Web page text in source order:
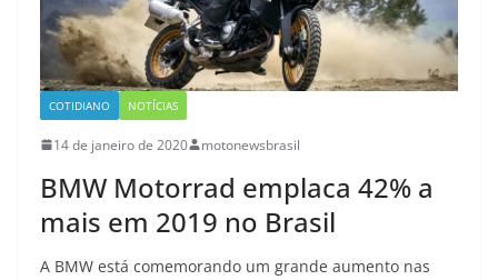
COTIDIANO NOTÍCIAS
14 de janeiro de 2020 motonewsbrasil
BMW Motorrad emplaca 42% a
mais em 2019 no Brasil
A BMW está comemorando um grande aumento nas